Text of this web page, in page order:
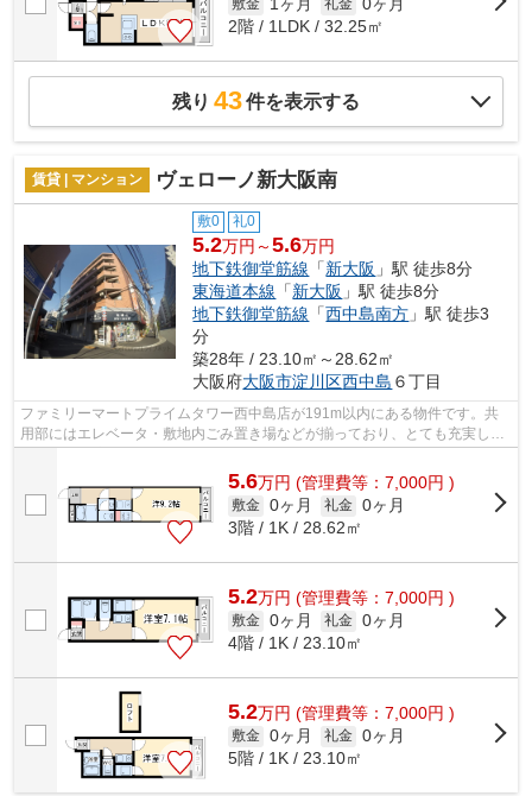
敷金 1ヶ月 礼金 0ヶ月
2階 / 1LDK / 32.25㎡
残り 43件を表示する
賃貸 | マンション ヴェローノ新大阪南
敷0 礼0
5.2万円～5.6万円
地下鉄御堂筋線 「新大阪 」駅 徒歩8分
東海道本線 「新大阪 」駅 徒歩8分
地下鉄御堂筋線 「西中島南方 」駅 徒歩3
分
築28年 / 23.10㎡～28.62㎡
大阪府大阪市淀川区西中島 ６丁目
ファミリーマートプライムタワー西中島店が191m以内にある物件です。共
用部にはエレベータ・敷地内ごみ置き場などが揃っており、とても充実して
います。外壁にはタイルが張られていま...
5.6万円 (管理費等：7,000円 )
敷金 0ヶ月 礼金 0ヶ月
3階 / 1K / 28.62㎡
5.2万円 (管理費等：7,000円 )
敷金 0ヶ月 礼金 0ヶ月
4階 / 1K / 23.10㎡
5.2万円 (管理費等：7,000円 )
敷金 0ヶ月 礼金 0ヶ月
5階 / 1K / 23.10㎡